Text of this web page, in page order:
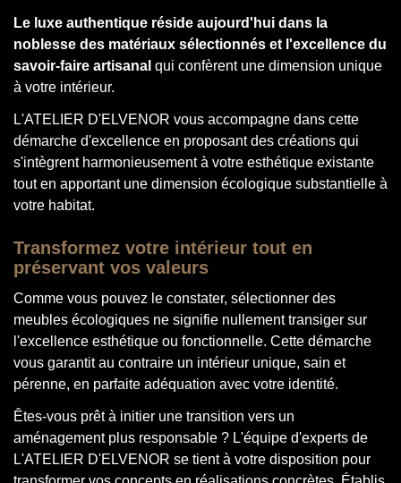
Le luxe authentique réside aujourd'hui dans la
noblesse des matériaux sélectionnés et l'excellence du
savoir-faire artisanal qui confèrent une dimension unique
à votre intérieur.
L'ATELIER D'ELVENOR vous accompagne dans cette
démarche d'excellence en proposant des créations qui
s'intègrent harmonieusement à votre esthétique existante
tout en apportant une dimension écologique substantielle à
votre habitat.
Transformez votre intérieur tout en
préservant vos valeurs
Comme vous pouvez le constater, sélectionner des
meubles écologiques ne signifie nullement transiger sur
l'excellence esthétique ou fonctionnelle. Cette démarche
vous garantit au contraire un intérieur unique, sain et
pérenne, en parfaite adéquation avec votre identité.
Êtes-vous prêt à initier une transition vers un
aménagement plus responsable ? L'équipe d'experts de
L'ATELIER D'ELVENOR se tient à votre disposition pour